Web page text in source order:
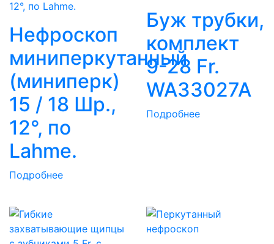
Нефроскоп
миниперкутанный
(миниперк)
15 / 18 Шр.,
12°, по
Lahme.
Подробнее
Буж трубки,
комплект
9-28 Fr.
WA33027A
Подробнее